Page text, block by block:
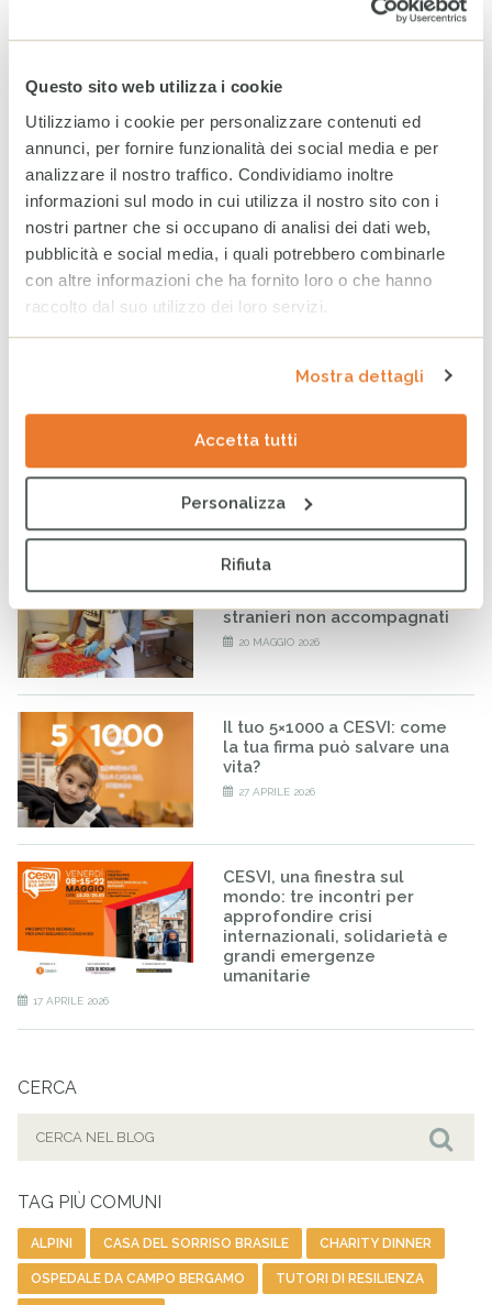
Questo sito web utilizza i cookie
Utilizziamo i cookie per personalizzare contenuti ed
annunci, per fornire funzionalità dei social media e per
analizzare il nostro traffico. Condividiamo inoltre
informazioni sul modo in cui utilizza il nostro sito con i
nostri partner che si occupano di analisi dei dati web,
pubblicità e social media, i quali potrebbero combinarle
con altre informazioni che ha fornito loro o che hanno
raccolto dal suo utilizzo dei loro servizi.
Mostra dettagli
Accetta tutti
Personalizza
Rifiuta
Bilancio CESVI 2025. Il bene
fatto per bene.
23 GIUGNO 2026
CESVI presenta a Roma la
settima edizione dell’Indice
regionale sul
all’infanzia in Italia
conferenza dedicata alla
cooperazione allo sviluppo
RISE-UP: al via il percorso
formativo per minori
stranieri non accompagnati
20 MAGGIO 2026
Il tuo 5×1000 a CESVI: come
la tua firma può salvare una
vita?
27 APRILE 2026
CESVI, una finestra sul
mondo: tre incontri per
approfondire crisi
internazionali, solidarietà e
grandi emergenze
umanitarie
17 APRILE 2026
CERCA
TAG PIÙ COMUNI
ALPINI CASA DEL SORRISO BRASILE CHARITY DINNER
OSPEDALE DA CAMPO BERGAMO TUTORI DI RESILIENZA